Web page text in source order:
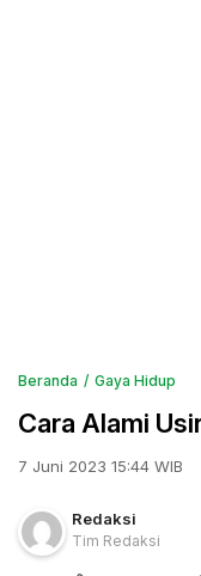
Beranda Gaya Hidup
Cara Alami
7 Juni 2023 15:44 WIB
Redaksi
Tim Redaksi